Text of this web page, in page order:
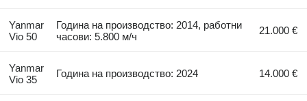
Yanmar
Vio 50
Година на производство: 2014, работни
часови: 5.800 м/ч
21.000 €
Yanmar
Vio 35
Година на производство: 2024 14.000 €